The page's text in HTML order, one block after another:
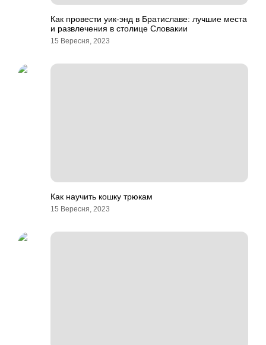
Как провести уик-энд в Братиславе: лучшие места
и развлечения в столице Словакии
15 Вересня, 2023
Как научить кошку трюкам
15 Вересня, 2023